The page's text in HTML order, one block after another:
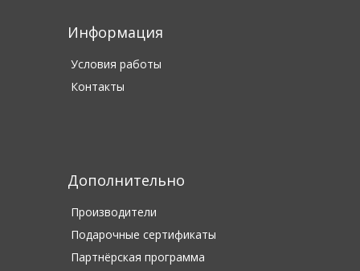
Информация
Условия работы
Контакты
Дополнительно
Производители
Подарочные сертификаты
Партнёрская программа